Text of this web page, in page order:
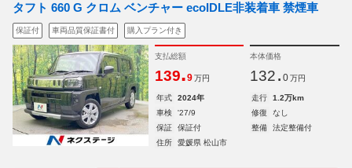
タフト 660 G クロム ベンチャー ecoIDLE非装着車 禁煙車
保証付 車両品質保証書付 購入プラン付き
支払総額
139.9 万円
本体価格
132. 0 万円
年式 2024年 走行
1.2万km
車検
'27/9 修復
なし
保証
保証付 整備
法定整備付
住所
愛媛県 松山市